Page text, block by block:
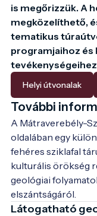
is megőrizzük. A
megközelíthető,
tematikus
programjaihoz és
Helyi útvonalak
További
A Mátraverebély-
oldalában egy
fehéres sziklafal
kulturális örökség
geológiai
elszántságáról.
Látogatható